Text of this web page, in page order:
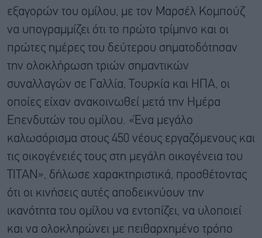
εξαγορών του ομίλου, με τον Μαρσέλ Κομπούζ
να υπογραμμίζει ότι το πρώτο τρίμηνο και οι
πρώτες ημέρες του δεύτερου σηματοδότησαν
την ολοκλήρωση τριών σημαντικών
συναλλαγών σε Γαλλία, Τουρκία και ΗΠΑ, οι
οποίες είχαν ανακοινωθεί μετά την Ημέρα
Επενδυτών του ομίλου. «Ένα μεγάλο
καλωσόρισμα στους 450 νέους εργαζόμενους και
τις οικογένειές τους στη μεγάλη οικογένεια του
ΤΙΤΑΝ», δήλωσε χαρακτηριστικά, προσθέτοντας
ότι οι κινήσεις αυτές αποδεικνύουν την
ικανότητα του ομίλου να εντοπίζει, να υλοποιεί
και να ολοκληρώνει με πειθαρχημένο τρόπο